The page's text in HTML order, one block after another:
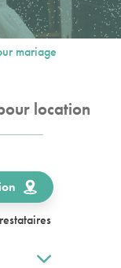
mariage
location